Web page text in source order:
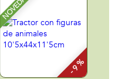
- 9 %